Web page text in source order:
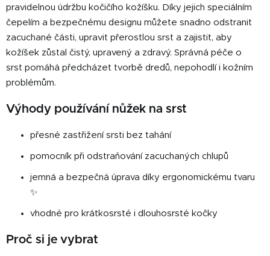
í
p
r
v
k
ý
i
u
pravidelnou údržbu kočičího kožíšku. Díky jejich speciálním
čepelím a bezpečnému designu můžete snadno odstranit
zacuchané části, upravit přerostlou srst a zajistit, aby
kožíšek zůstal čistý, upravený a zdravý. Správná péče o
srst pomáhá předcházet tvorbě dredů, nepohodlí i kožním
problémům.
Výhody používání nůžek na srst
přesné zastřižení srsti bez tahání
pomocník při odstraňování zacuchaných chlupů
jemná a bezpečná úprava díky ergonomickému tvaru
✨
vhodné pro krátkosrsté i dlouhosrsté kočky
Proč si je vybrat